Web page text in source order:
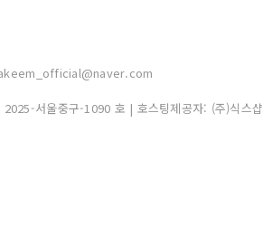
akeem_official@naver.com
2025-서울중구-1090 호 | 호스팅제공자: (주)식스샵